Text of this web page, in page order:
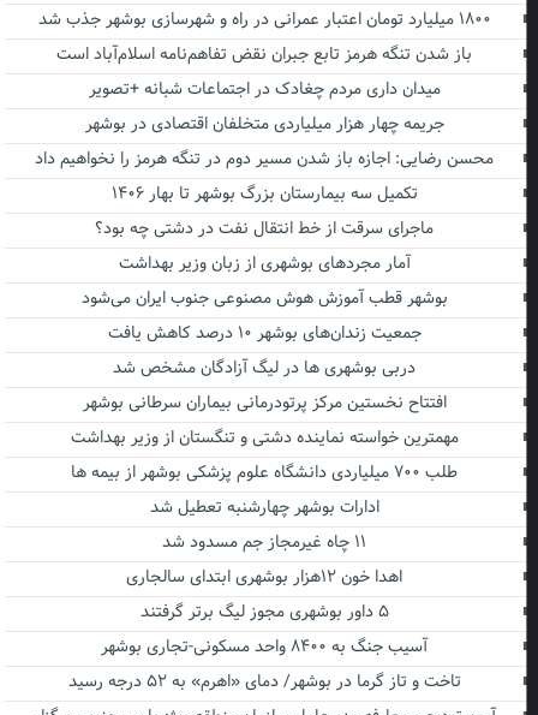
۱۸۰۰ میلیارد تومان اعتبار عمرانی در راه و شهرسازی بوشهر جذب شد
باز شدن تنگه هرمز تابع جبران نقض تفاهم‌نامه اسلام‌آباد است
میدان داری مردم چغادک در اجتماعات شبانه +تصویر
جریمه چهار هزار میلیاردی متخلفان اقتصادی در بوشهر
محسن رضایی: اجازه باز شدن مسیر دوم در تنگه هرمز را نخواهیم داد
تکمیل سه بیمارستان بزرگ بوشهر تا بهار ۱۴۰۶
ماجرای سرقت از خط انتقال نفت در دشتی چه بود؟
آمار مجردهای بوشهری از زبان وزیر بهداشت
بوشهر قطب آموزش هوش مصنوعی جنوب ایران می‌شود
جمعیت زندان‌های بوشهر ۱۰ درصد کاهش یافت
دربی بوشهری ها در لیگ آزادگان مشخص شد
افتتاح نخستین مرکز پرتودرمانی بیماران سرطانی بوشهر
مهمترین خواسته نماینده دشتی و تنگستان از وزیر بهداشت
طلب ۷۰۰ میلیاردی دانشگاه علوم پزشکی بوشهر از بیمه ها
ادارات بوشهر چهارشنبه تعطیل شد
اهدا خون ۱۲هزار بوشهری ابتدای سالجاری
آسیب جنگ به ۸۴۰۰ واحد مسکونی-تجاری بوشهر
تاخت و تاز گرما در بوشهر/ دمای «اهرم» به ۵۲ درجه رسید